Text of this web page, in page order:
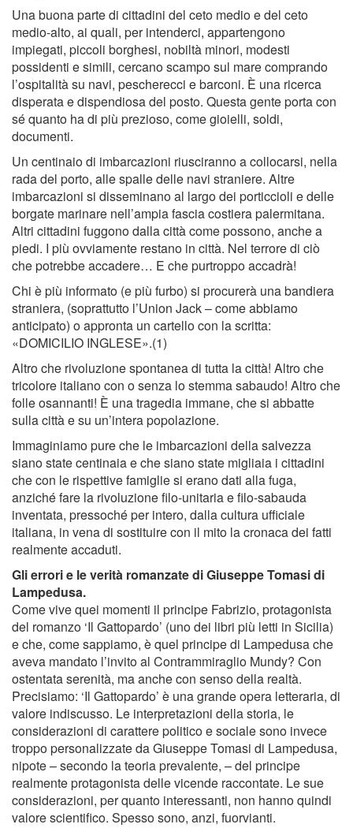
Una buona parte di cittadini del ceto medio e del ceto
medio-alto, ai quali, per intenderci, appartengono
impiegati, piccoli borghesi, nobiltà minori, modesti
possidenti e simili, cercano scampo sul mare comprando
l’ospitalità su navi, pescherecci e barconi. È una ricerca
disperata e dispendiosa del posto. Questa gente porta con
sé quanto ha di più prezioso, come gioielli, soldi,
documenti.
Un centinaio di imbarcazioni riusciranno a collocarsi, nella
rada del porto, alle spalle delle navi straniere. Altre
imbarcazioni si disseminano al largo dei porticcioli e delle
borgate marinare nell’ampia fascia costiera palermitana.
Altri cittadini fuggono dalla città come possono, anche a
piedi. I più ovviamente restano in città. Nel terrore di ciò
che potrebbe accadere… E che purtroppo accadrà!
Chi è più informato (e più furbo) si procurerà una bandiera
straniera, (soprattutto l’Union Jack – come abbiamo
anticipato) o appronta un cartello con la scritta:
«DOMICILIO INGLESE».(1)
Altro che rivoluzione spontanea di tutta la città! Altro che
tricolore italiano con o senza lo stemma sabaudo! Altro che
folle osannanti! È una tragedia immane, che si abbatte
sulla città e su un’intera popolazione.
Immaginiamo pure che le imbarcazioni della salvezza
siano state centinaia e che siano state migliaia i cittadini
che con le rispettive famiglie si erano dati alla fuga,
anziché fare la rivoluzione ﬁlo-unitaria e ﬁlo-sabauda
inventata, pressoché per intero, dalla cultura ufﬁciale
italiana, in vena di sostituire con il mito la cronaca dei fatti
realmente accaduti.
Gli errori e le verità romanzate di Giuseppe Tomasi di
Lampedusa.
Come vive quei momenti il principe Fabrizio, protagonista
del romanzo ‘Il Gattopardo’ (uno dei libri più letti in Sicilia)
e che, come sappiamo, è quel principe di Lampedusa che
aveva mandato l’invito al Contrammiraglio Mundy? Con
ostentata serenità, ma anche con senso della realtà.
Precisiamo: ‘Il Gattopardo’ è una grande opera letteraria, di
valore indiscusso. Le interpretazioni della storia, le
considerazioni di carattere politico e sociale sono invece
troppo personalizzate da Giuseppe Tomasi di Lampedusa,
nipote – secondo la teoria prevalente, – del principe
realmente protagonista delle vicende raccontate. Le sue
considerazioni, per quanto interessanti, non hanno quindi
valore scientiﬁco. Spesso sono, anzi, fuorvianti.